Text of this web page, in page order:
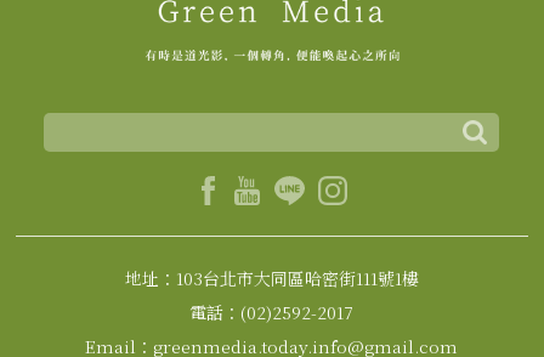
地址：103台北市大同區哈密街111號1樓
電話：(02)2592-2017
Email：greenmedia.today.info@gmail.com